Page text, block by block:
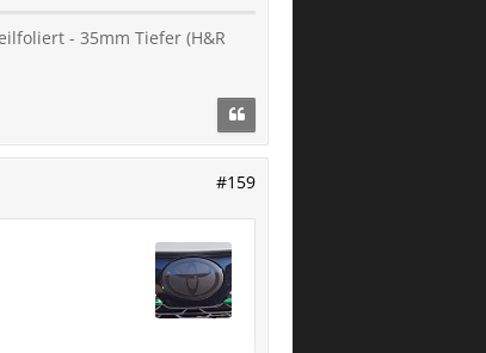
- 35mm Tiefer (H&R
#159